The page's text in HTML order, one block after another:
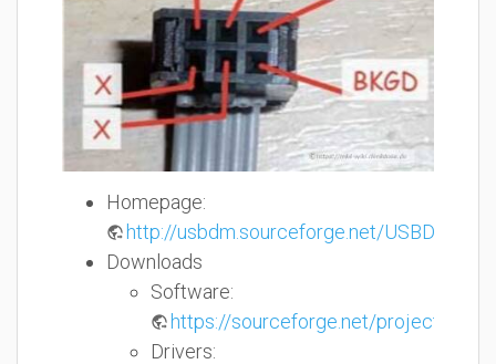
Homepage:
http://usbdm.sourceforge.net/
Downloads
Software:
https://sourceforge.net/projects/
Drivers: